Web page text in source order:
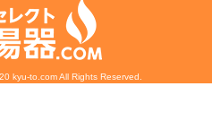
kyu-to.com All Rights Reserved.